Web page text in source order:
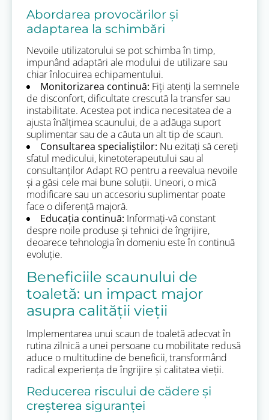
Abordarea provocărilor și
adaptarea la schimbări
Nevoile utilizatorului se pot schimba în timp,
impunând adaptări ale modului de utilizare sau
chiar înlocuirea echipamentului.
Monitorizarea continuă: Fiți atenți la semnele
de disconfort, dificultate crescută la transfer sau
instabilitate. Acestea pot indica necesitatea de a
ajusta înălțimea scaunului, de a adăuga suport
suplimentar sau de a căuta un alt tip de scaun.
Consultarea specialiștilor: Nu ezitați să cereți
sfatul medicului, kinetoterapeutului sau al
consultanților Adapt RO pentru a reevalua nevoile
și a găsi cele mai bune soluții. Uneori, o mică
modificare sau un accesoriu suplimentar poate
face o diferență majoră.
Educația continuă: Informați-vă constant
despre noile produse și tehnici de îngrijire,
deoarece tehnologia în domeniu este în continuă
evoluție.
Beneficiile scaunului de
toaletă: un impact major
asupra calității vieții
Implementarea unui scaun de toaletă adecvat în
rutina zilnică a unei persoane cu mobilitate redusă
aduce o multitudine de beneficii, transformând
radical experiența de îngrijire și calitatea vieții.
Reducerea riscului de cădere și
creșterea siguranței